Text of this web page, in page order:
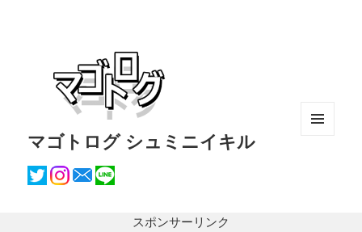
マゴトログ シュミニイキル
スポンサーリンク